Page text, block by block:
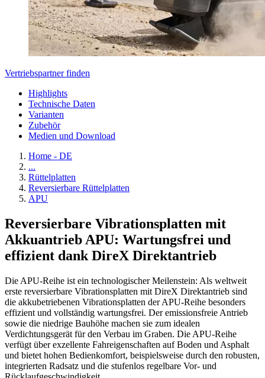
Vertriebspartner finden
Highlights
Technische Daten
Varianten
Zubehör
Medien und Download
Home - DE
...
Rüttelplatten
Reversierbare Rüttelplatten
APU
Reversierbare Vibrationsplatten mit
Akkuantrieb APU: Wartungsfrei und
effizient dank DireX Direktantrieb
Die APU-Reihe ist ein technologischer Meilenstein: Als weltweit
erste reversierbare Vibrationsplatten mit DireX Direktantrieb sind
die akkubetriebenen Vibrationsplatten der APU-Reihe besonders
effizient und vollständig wartungsfrei. Der emissionsfreie Antrieb
sowie die niedrige Bauhöhe machen sie zum idealen
Verdichtungsgerät für den Verbau im Graben. Die APU-Reihe
verfügt über exzellente Fahreigenschaften auf Boden und Asphalt
und bietet hohen Bedienkomfort, beispielsweise durch den robusten,
integrierten Radsatz und die stufenlos regelbare Vor- und